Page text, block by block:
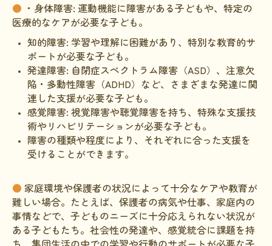
● ・身体障害: 運動機能に障害がある子どもや、特定の
医療的なケアが必要な子ども。
知的障害: 学習や理解に困難があり、特別な教育的サ
ポートが必要な子ども。
発達障害: 自閉症スペクトラム障害（ASD）、注意欠
陥・多動性障害（ADHD）など、さまざまな発達に関
連した支援が必要な子ども。
感覚障害: 視覚障害や聴覚障害を持ち、特殊な支援技
術やリハビリテーションが必要な子ども。
障害の種類や程度により、それぞれに合った支援を
受けることができます。
● 家庭環境や保護者の状況によって十分なケアや教育が
難しい場合。たとえば、保護者の病気や仕事、家庭内の
事情などで、子どものニーズに十分応えられない状況が
ある子どもたち。社会性の発達や、感覚統合に課題を持